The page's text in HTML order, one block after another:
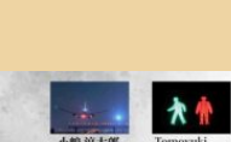
本
体